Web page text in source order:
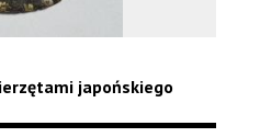
japońskiego